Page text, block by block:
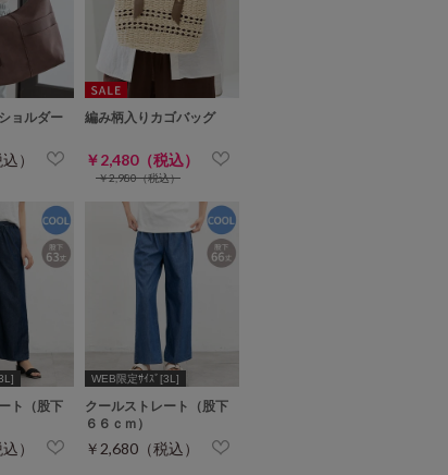
ョルダー
）
編み柄入りカゴバッグ
￥2,480（税込）
￥2,980（税込）
ト（股下
）
WEB限定ｻｲｽﾞ[3L]
クールストレート（股下
６６ｃｍ）
￥2,680（税込）